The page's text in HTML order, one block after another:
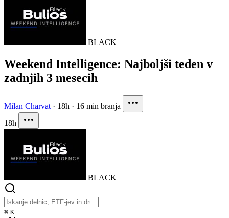
BLACK
Weekend Intelligence: Najboljši teden v
zadnjih 3 mesecih
Milan Charvat · 18h · 16 min branja
18h
BLACK
⌘ K